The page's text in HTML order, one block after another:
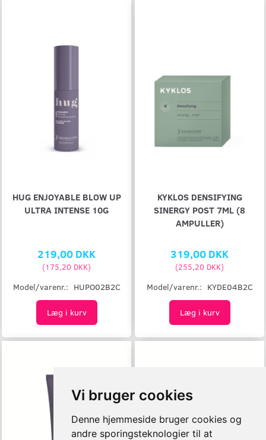
Vi bruger cookies
Denne hjemmeside bruger cookies og
andre sporingsteknologier til at
HUG ENJOYABLE BLOW UP
ULTRA INTENSE 10G
219,00 DKK
(175,20 DKK)
Model/varenr.: HUPO02B2C
Læg i kurv
KYKLOS DENSIFYING
SINERGY POST 7ML (8
AMPULLER)
319,00 DKK
(255,20 DKK)
Model/varenr.: KYDE04B2C
Læg i kurv